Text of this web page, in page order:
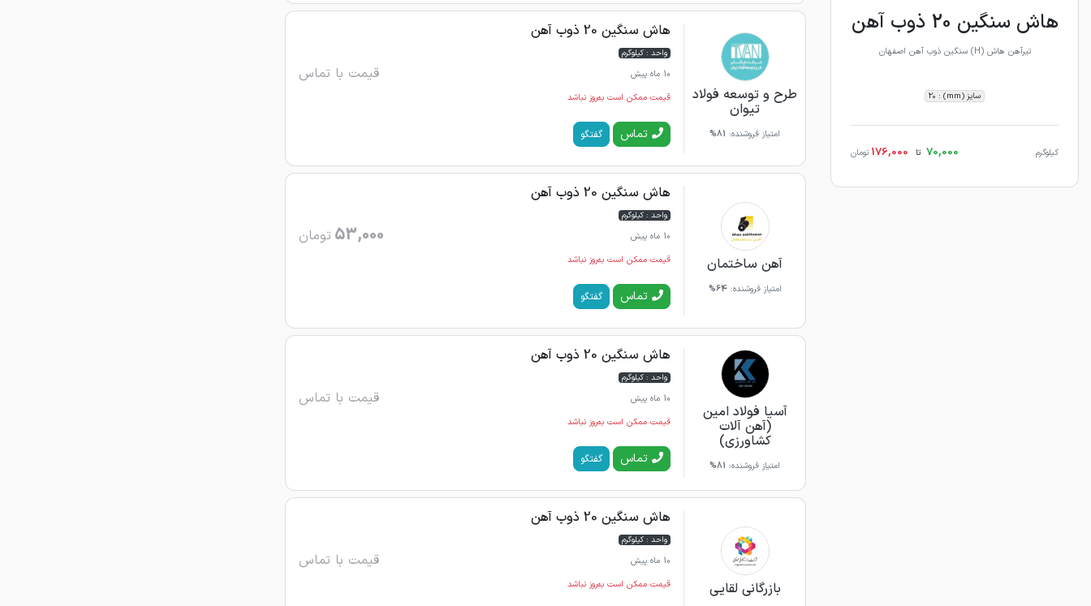
هاش سنگین 20 ذوب آهن
تیرآهن هاش (H) سنگین ذوب آهن اصفهان
سایز (mm) : 20
کیلوگرم 70,000 تا 176,000 تومان
طرح و توسعه فولاد
تیوان
امتیاز فروشنده: 81%
هاش سنگین 20 ذوب آهن
واحد : کیلوگرم
10 ماه پیش
قیمت با تماس
قیمت ممکن است به‌روز نباشد
تماس گفتگو
آهن ساختمان
امتیاز فروشنده:64%
هاش سنگین 20 ذوب آهن
واحد : کیلوگرم
10 ماه پیش
53,000 تومان
قیمت ممکن است به‌روز نباشد
تماس گفتگو
آسیا فولاد امین
(آهن آلات
کشاورزی)
امتیاز فروشنده: 81%
هاش سنگین 20 ذوب آهن
واحد : کیلوگرم
10 ماه پیش
قیمت با تماس
قیمت ممکن است به‌روز نباشد
تماس گفتگو
بازرگانی لقایی
هاش سنگین 20 ذوب آهن
واحد : کیلوگرم
10 ماه پیش
قیمت با تماس
قیمت ممکن است به‌روز نباشد